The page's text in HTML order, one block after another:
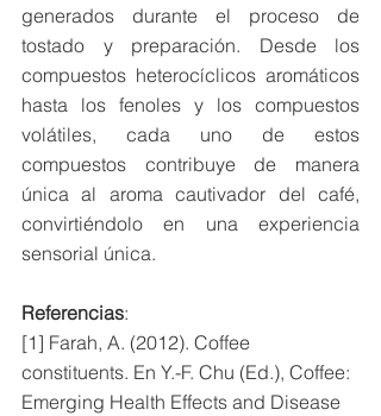
generados durante el proceso de
tostado y preparación. Desde los
compuestos heterocíclicos aromáticos
hasta los fenoles y los compuestos
volátiles, cada uno de estos
compuestos contribuye de manera
única al aroma cautivador del café,
convirtiéndolo en una experiencia
sensorial única.
Referencias:
[1] Farah, A. (2012). Coffee
constituents. En Y.-F. Chu (Ed.), Coffee:
Emerging Health Effects and Disease